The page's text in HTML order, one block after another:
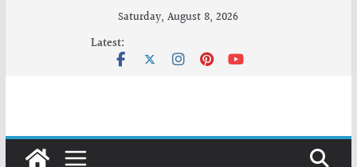
Saturday, August 8, 2026
Latest: